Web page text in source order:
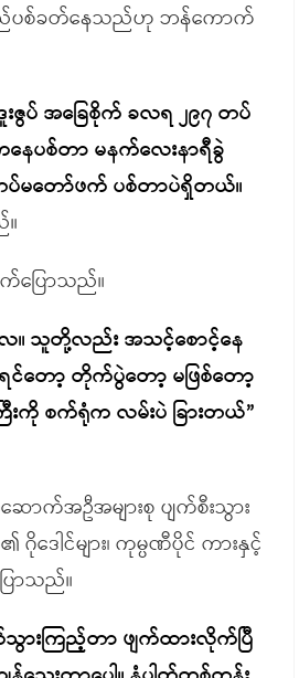
ပစ်ခတ်နေသည်ဟု ဘန်ကောက်
ဇွပ် အခြေစိုက် ခလရ ၂၉၇ တပ်
ေပစ်တာ မနက်လေးနာရီခွဲ
ပ်မတော်ဖက် ပစ်တာပဲရှိတယ်။
ပြောသည်။
။ သူတို့လည်း အသင့်စောင့်နေ
တော့ တိုက်ပွဲတော့ မဖြစ်တော့
ြီးကို စက်ရုံက လမ်းပဲ ခြားတယ်”
က်အဦအများစု ပျက်စီးသွား
ေါင်များ၊ ကုမ္ပဏီပိုင် ကားနှင့်
ောသည်။
ားကြည့်တာ ဖျက်ထားလိုက်ပြီ